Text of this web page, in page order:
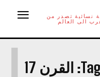
نسائية تصدر من
الى العالم
القرن 17